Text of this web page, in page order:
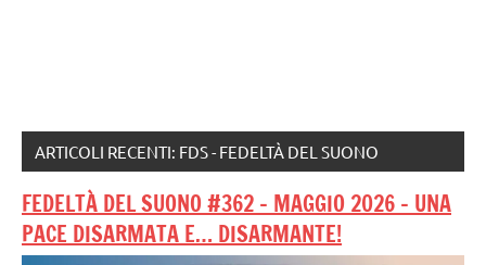
ARTICOLI RECENTI: FDS - FEDELTÀ DEL SUONO
FEDELTÀ DEL SUONO #362 – MAGGIO 2026 – UNA
PACE DISARMATA E… DISARMANTE!